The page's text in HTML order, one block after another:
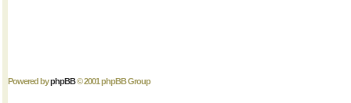
Powered byphpBB© 2001 phpBB Group